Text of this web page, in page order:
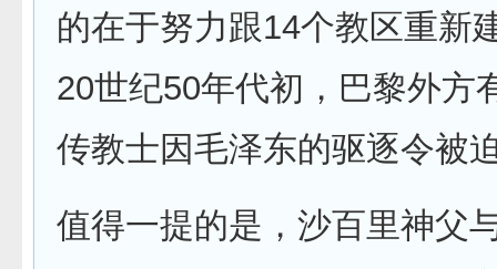
的在于努力跟14个教区重新
20世纪50年代初，巴黎外方
传教士因毛泽东的驱逐令被
值得一提的是，沙百里神父